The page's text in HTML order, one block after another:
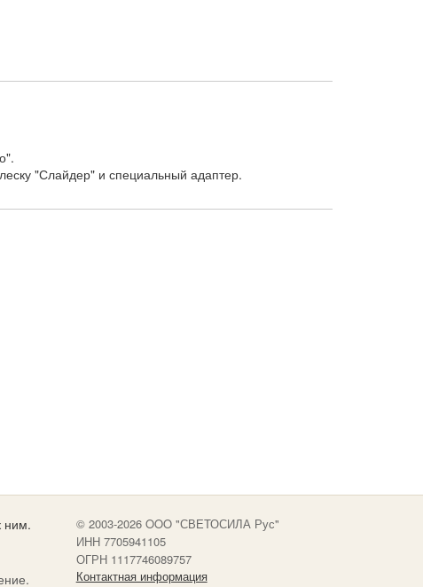
"Слайдер" и специальный адаптер.
ним.
© 2003-2026 OOO "СВЕТОСИЛА Рус"
ИНН 7705941105
ОГРН 1117746089757
Контактная информация